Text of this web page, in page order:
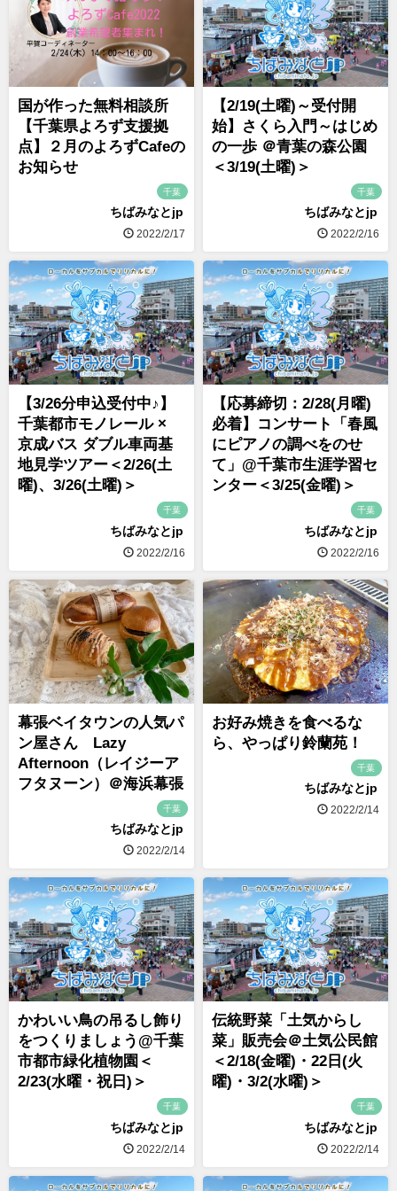
国が作った無料相談所
【千葉県よろず支援拠
点】２月のよろずCafeの
お知らせ
千葉
ちばみなとjp
2022/2/17
【2/19(土曜)～受付開
始】さくら入門～はじめ
の一歩 ＠青葉の森公園
＜3/19(土曜)＞
千葉
ちばみなとjp
2022/2/16
【3/26分申込受付中♪】
千葉都市モノレール ×
京成バス ダブル車両基
地見学ツアー＜2/26(土
曜)、3/26(土曜)＞
千葉
ちばみなとjp
2022/2/16
【応募締切：2/28(月曜)
必着】コンサート「春風
にピアノの調べをのせ
て」@千葉市生涯学習セ
ンター＜3/25(金曜)＞
千葉
ちばみなとjp
2022/2/16
幕張ベイタウンの人気パ
ン屋さん Lazy
Afternoon（レイジーア
フタヌーン）＠海浜幕張
千葉
ちばみなとjp
2022/2/14
お好み焼きを食べるな
ら、やっぱり鈴蘭苑！
千葉
ちばみなとjp
2022/2/14
かわいい鳥の吊るし飾り
をつくりましょう@千葉
市都市緑化植物園＜
2/23(水曜・祝日)＞
千葉
ちばみなとjp
2022/2/14
伝統野菜「土気からし
菜」販売会＠土気公民館
＜2/18(金曜)・22日(火
曜)・3/2(水曜)＞
千葉
ちばみなとjp
2022/2/14